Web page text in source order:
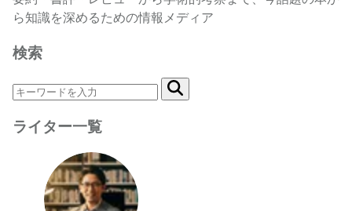
ら知識を深めるための情報メディア
検索
ライター一覧